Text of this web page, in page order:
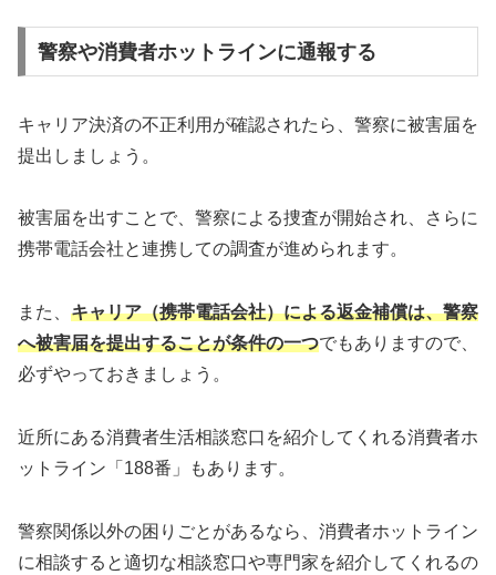
警察や消費者ホットラインに通報する
キャリア決済の不正利用が確認されたら、警察に被害届を
提出しましょう。
被害届を出すことで、警察による捜査が開始され、さらに
携帯電話会社と連携しての調査が進められます。
また、 キャリア（携帯電話会社）による返金補償は、警察
へ被害届を提出することが条件の一つでもありますので、
必ずやっておきましょう。
近所にある消費者生活相談窓口を紹介してくれる消費者ホ
ットライン「188番」もあります。
警察関係以外の困りごとがあるなら、消費者ホットライン
に相談すると適切な相談窓口や専門家を紹介してくれるの